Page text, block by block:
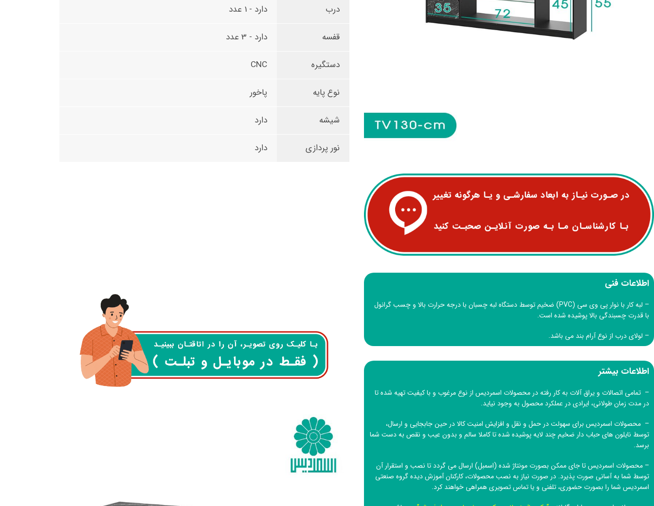
درب دارد - 1 عدد
قفسه دارد - 3 عدد
دستگیره CNC
نوع پایه پاخور
شیشه دارد
نور پردازی دارد
اطلاعات فنی
– لبه کار با نوار پی وی سی (PVC) ضخیم توسط دستگاه لبه چسبان با درجه حرارت بالا و چسب گرانول
با قدرت چسبندگی بالا پوشیده شده است.
– لولای درب از نوع آرام بند می باشد.
اطلاعات بیشتر
– تمامی اتصالات و یراق آلات به کار رفته در محصولات اسمردیس از نوع مرغوب و با کیفیت تهیه شده تا
در مدت زمان طولانی، ایرادی در عملکرد محصول به وجود نیاید.
– محصولات اسمردیس برای سهولت در حمل و نقل و افزایش امنیت کالا در حین جابجایی و ارسال،
توسط نایلون های حباب دار ضخیم چند لایه پوشیده شده تا کاملا سالم و بدون عیب و نقص به دست شما
برسد.
– محصولات اسمردیس تا جای ممکن بصورت مونتاژ شده (اسمبل) ارسال می گردد تا نصب و استقرار آن
توسط شما به آسانی صورت پذیرد. در صورت نیاز به نصب محصولات، کارکنان آموزش دیدهگروه صنعتی
اسمردیس شما را بصورت حضوری، تلفنی و یا تماس تصویری همراهی خواهند کرد.